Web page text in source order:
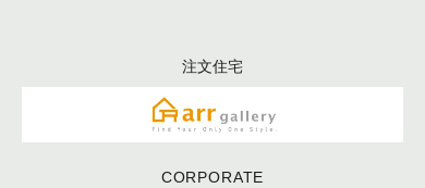
注文住宅
CORPORATE